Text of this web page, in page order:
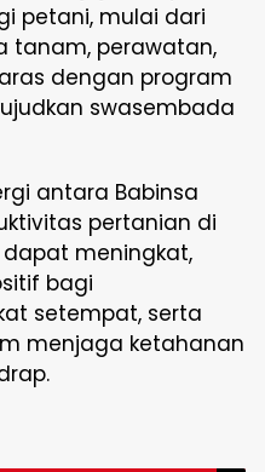
petani, mulai dari
tanam, perawatan,
dengan program
swasembada
antara Babinsa
pertanian di
meningkat,
bagi
setempat, serta
menjaga ketahanan